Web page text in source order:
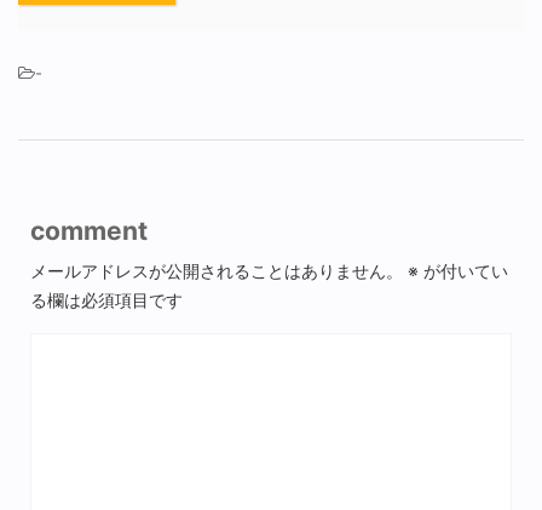
-
comment
メールアドレスが公開されることはありません。 ※ が付いてい
る欄は必須項目です